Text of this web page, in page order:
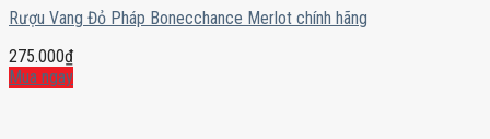
Rượu Vang Đỏ Pháp Bonecchance Merlot chính hãng
275.000₫
Mua ngay